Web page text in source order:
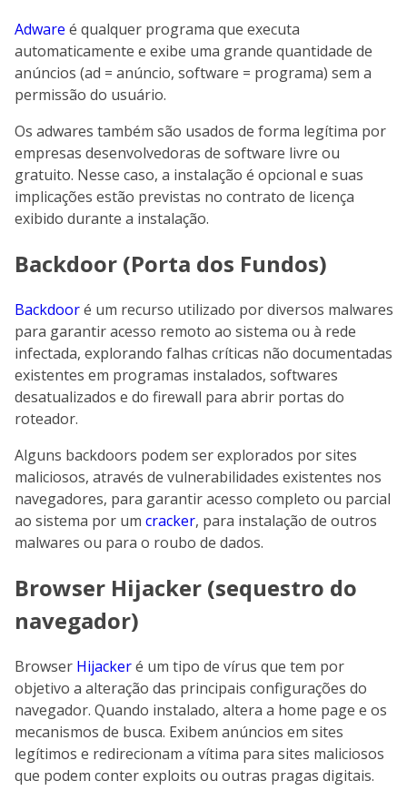
Adware é qualquer programa que executa
automaticamente e exibe uma grande quantidade de
anúncios (ad = anúncio, software = programa) sem a
permissão do usuário.
Os adwares também são usados de forma legítima por
empresas desenvolvedoras de software livre ou
gratuito. Nesse caso, a instalação é opcional e suas
implicações estão previstas no contrato de licença
exibido durante a instalação.
Backdoor (Porta dos Fundos)
Backdooré um recurso utilizado por diversos malwares
para garantir acesso remoto ao sistema ou à rede
infectada, explorando falhas críticas não documentadas
existentes em programas instalados, softwares
desatualizados e do firewall para abrir portas do
roteador.
Alguns backdoors podem ser explorados por sites
maliciosos, através de vulnerabilidades existentes nos
navegadores, para garantir acesso completo ou parcial
ao sistema por um cracker, para instalação de outros
malwares ou para o roubo de dados.
Browser Hijacker (sequestro do
navegador)
Browser Hijackeré um tipo de vírus que tem por
objetivo a alteração das principais configurações do
navegador. Quando instalado, altera a home page e os
mecanismos de busca. Exibem anúncios em sites
legítimos e redirecionam a vítima para sites maliciosos
que podem conter exploits ou outras pragas digitais.